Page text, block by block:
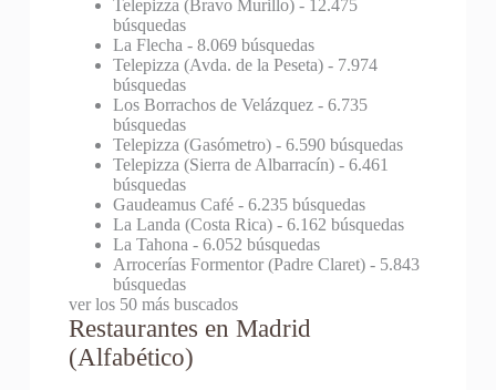
Telepizza (Bravo Murillo)- 12.475
búsquedas
La Flecha - 8.069 búsquedas
Telepizza (Avda. de la Peseta)- 7.974
búsquedas
Los Borrachos de Velázquez- 6.735
búsquedas
Telepizza (Gasómetro)- 6.590 búsquedas
Telepizza (Sierra de Albarracín)- 6.461
búsquedas
Gaudeamus Café- 6.235 búsquedas
La Landa (Costa Rica)- 6.162 búsquedas
La Tahona - 6.052 búsquedas
Arrocerías Formentor (Padre Claret)- 5.843
búsquedas
ver los 50 más buscados
Restaurantes en Madrid
(Alfabético)